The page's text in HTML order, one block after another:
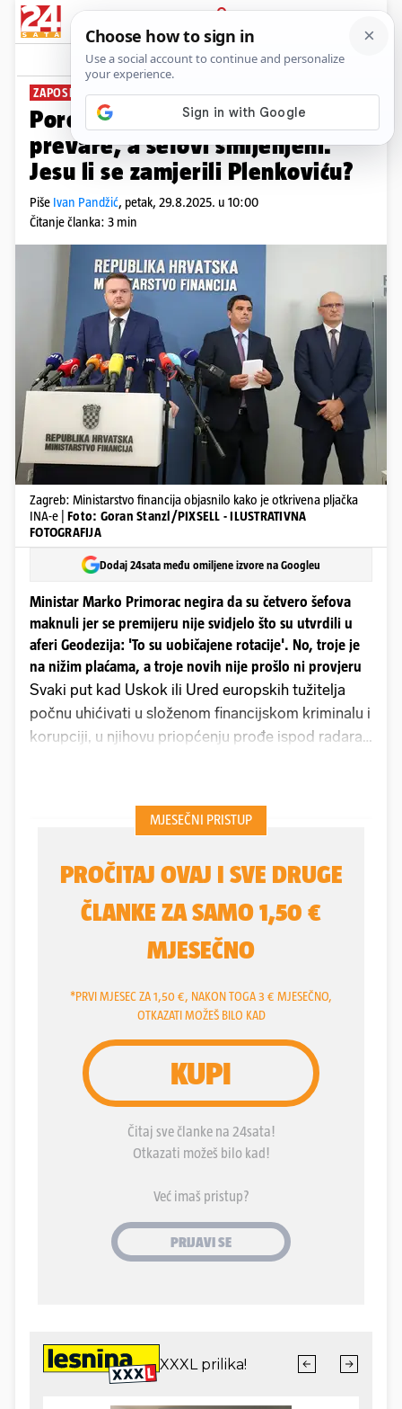
PRIJAVA
News Komentari
ZAPOSLENICI SE POBUNILI PLUS+
Porezni Uskok otkrio milijunske
prevare, a šefovi smijenjeni.
Jesu li se zamjerili Plenkoviću?
Piše Ivan Pandžić, petak, 29.8.2025. u 10:00
Čitanje članka: 3 min
Zagreb: Ministarstvo financija objasnilo kako je otkrivena pljačka
INA-e | Foto: Goran Stanzl/PIXSELL - ILUSTRATIVNA
FOTOGRAFIJA
Dodaj 24sata među omiljene izvore na Googleu
Ministar Marko Primorac negira da su četvero šefova
maknuli jer se premijeru nije svidjelo što su utvrdili u
aferi Geodezija: 'To su uobičajene rotacije'. No, troje je
na nižim plaćama, a troje novih nije prošlo ni provjeru
Svaki put kad Uskok ili Ured europskih tužitelja
počnu uhićivati u složenom financijskom kriminalu i
korupciji, u njihovu priopćenju prođe ispod radara
koji se kolokvijalno naziva porezni Uskok. Ali u toj
važnoj instituciji preko noći su smijenili šefove, a
ministru financija Marku Primorcu da im objasni
zašto su maknuti ljudi koji su izvrsno obavljali svoj
posao, a na njihovo mjesto dovedeni su drugi, koji
nisu prošli ni sigurnosnu provjeru.